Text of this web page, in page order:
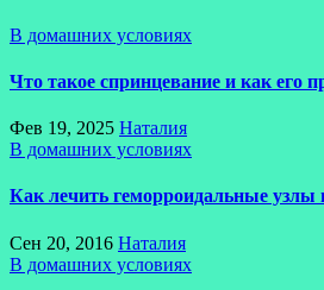
В домашних условиях
Что такое спринцевание и как его
Фев 19, 2025 Наталия
В домашних условиях
Как лечить геморроидальные узлы
Сен 20, 2016 Наталия
В домашних условиях